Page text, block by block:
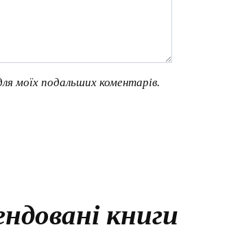
моїх подальших коментарів.
книги